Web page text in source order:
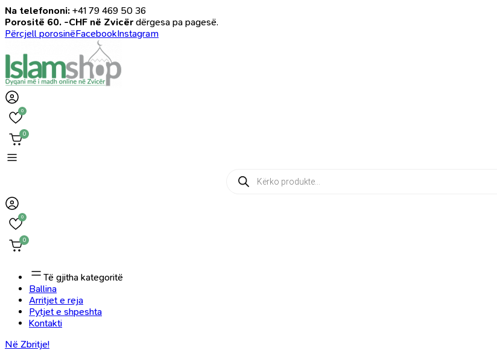
Na telefononi: +41 79 469 50 36
Porositë 60. -CHF në Zvicër dërgesa pa pagesë.
Përcjell porosinëFacebookInstagram
0
0
Products
search
0
0
Të gjitha kategoritë
Ballina
Arritjet e reja
Pytjet e shpeshta
Kontakti
Në Zbritje!